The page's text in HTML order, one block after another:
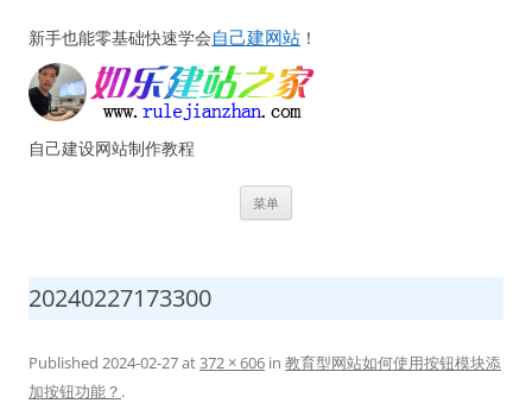
新手也能零基础快速学会自己建网站 ！
自己建设网站制作教程
菜单
20240227173300
Published 2024-02-27at372 × 606 in 教育型网站如何使用按钮模块添
加按钮功能？ .